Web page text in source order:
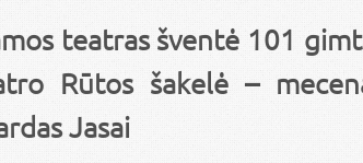
teatras šventė 101
Rūtos šakelė –
Jasai